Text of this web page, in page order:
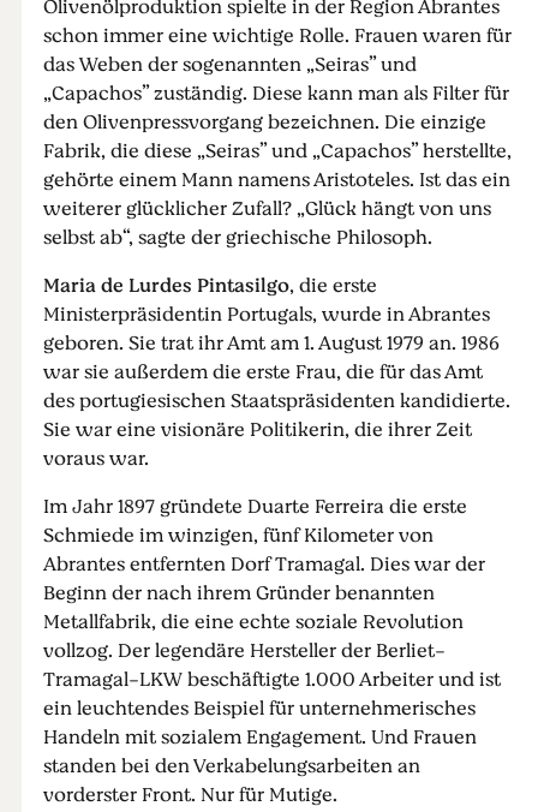
Olivenölproduktion spielte in der Region Abrantes
schon immer eine wichtige Rolle. Frauen waren für
das Weben der sogenannten „Seiras” und
„Capachos” zuständig. Diese kann man als Filter für
den Olivenpressvorgang bezeichnen. Die einzige
Fabrik, die diese „Seiras” und „Capachos” herstellte,
gehörte einem Mann namens Aristoteles. Ist das ein
weiterer glücklicher Zufall? „Glück hängt von uns
selbst ab“, sagte der griechische Philosoph.
Maria de Lurdes Pintasilgo, die erste
Ministerpräsidentin Portugals, wurde in Abrantes
geboren. Sie trat ihr Amt am 1. August 1979 an. 1986
war sie außerdem die erste Frau, die für das Amt
des portugiesischen Staatspräsidenten kandidierte.
Sie war eine visionäre Politikerin, die ihrer Zeit
voraus war.
Im Jahr 1897 gründete Duarte Ferreira die erste
Schmiede im winzigen, fünf Kilometer von
Abrantes entfernten Dorf Tramagal. Dies war der
Beginn der nach ihrem Gründer benannten
Metallfabrik, die eine echte soziale Revolution
vollzog. Der legendäre Hersteller der Berliet-
Tramagal-LKW beschäftigte 1.000 Arbeiter und ist
ein leuchtendes Beispiel für unternehmerisches
Handeln mit sozialem Engagement. Und Frauen
standen bei den Verkabelungsarbeiten an
vorderster Front. Nur für Mutige.